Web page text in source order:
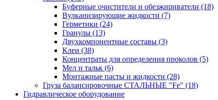
Буферные очистители и обезжириватели (18)
Вулканизирующие жидкости (7)
Герметики (24)
Гранулы (13)
Двухкомпонентные составы (3)
Клеи (38)
Концентраты для определения проколов (5)
Мел и тальк (6)
Монтажные пасты и жидкости (28)
Груза балансировочные СТАЛЬНЫЕ "Fe" (18)
Гидравлическое оборудование